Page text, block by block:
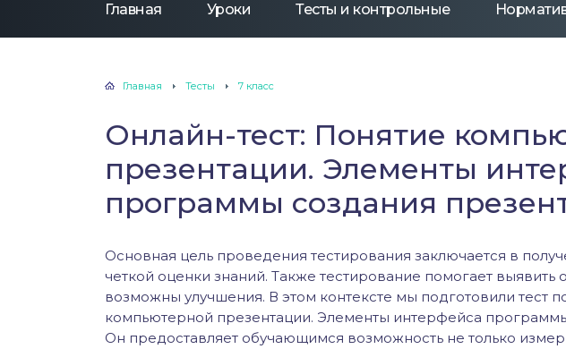
Главная Уроки Тесты и контрольные
Главная Тесты 7 класс
Онлайн-тест: Понятие
презентации. Элементы
программы создания
Основная цель проведения тестирования заключается в
четкой оценки знаний. Также тестирование помогает выявить
возможны улучшения. В этом контексте мы подготовили тест
компьютерной презентации. Элементы интерфейса
Он предоставляет обучающимся возможность не только